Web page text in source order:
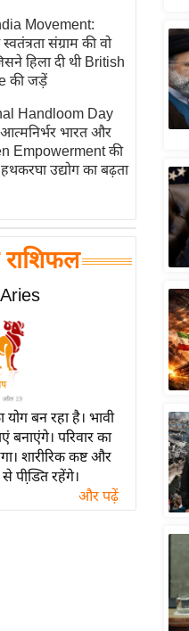
Movement:
संग्राम की वो
हिला दी थी British
की जड़ें
Handloom Day
भारत और
Empowerment की
उद्योग का बढ़ता
बन रहा है। भावी
परिवार का
शारीरिक कष्ट और
पीडि़त रहेंगे।
और पढ़ें